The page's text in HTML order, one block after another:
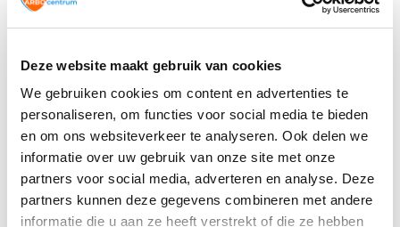
Deze website maakt gebruik van cookies
We gebruiken cookies om content en advertenties te
personaliseren, om functies voor social media te bieden
en om ons websiteverkeer te analyseren. Ook delen we
informatie over uw gebruik van onze site met onze
partners voor social media, adverteren en analyse. Deze
partners kunnen deze gegevens combineren met andere
informatie die u aan ze heeft verstrekt of die ze hebben
strategische en makkelijk te bereiken plekken.
ogenschijnlijk veilige kantooromgeving. Zo wordt er vaak
gewerkt met elektrische apparaten en zijn er keukens of
pantry’s aanwezig. Dat betekent dat werknemers zich
kunnen verbranden. En wat te denken dan zware kasten
of bureauaccessoires die kunnen vallen en schade aan
kunnen richten? Daarom is het belangrijk dat een EHBO
koffer voor kantoor compleet is ingericht.